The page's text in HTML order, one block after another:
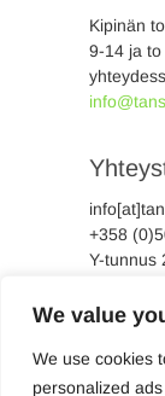
We value
We use cookies
personalized
Kipinän
9-14 ja
+358
Y-tunnus